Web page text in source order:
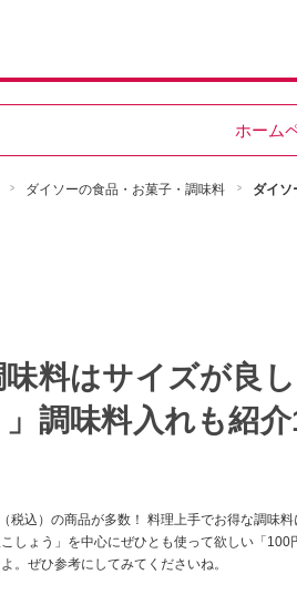
ホーム
ダイソーの食品・お菓子・調味料 ダイソ
料はサイズが良
」調味料入れも紹
税込）の商品が多数！ 料理上手でお得な調味
しょう」を中心にぜひとも使って欲しい「
。ぜひ参考にしてみてくださいね。